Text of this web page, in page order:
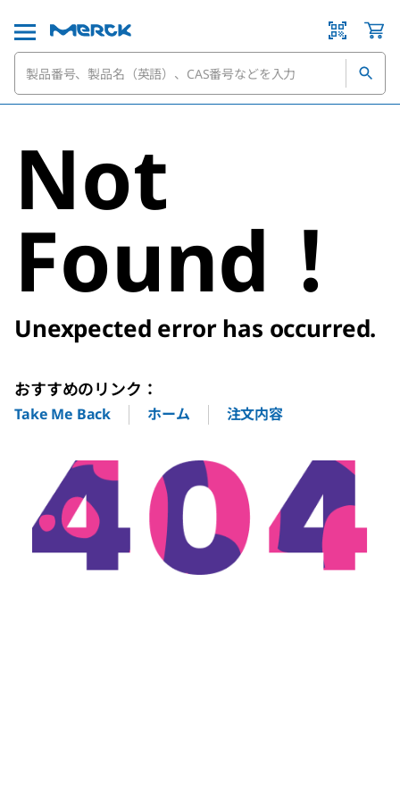
Not
Found！
Unexpected error has occurred.
おすすめのリンク：
Take Me Back ホーム 注文内容